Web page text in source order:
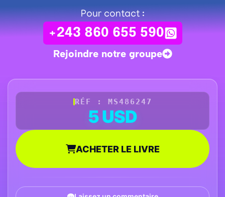
Pour contact :
+243 860 655 590
Rejoindre notre groupe
RÉF : MS486247
5 USD
ACHETER LE LIVRE